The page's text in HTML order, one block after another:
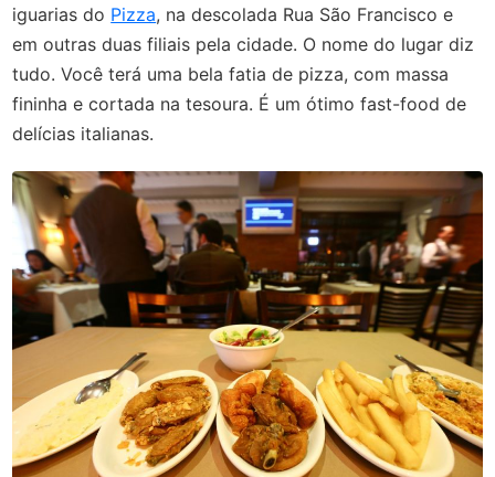
iguarias do Pizza, na descolada Rua São Francisco e
em outras duas filiais pela cidade. O nome do lugar diz
tudo. Você terá uma bela fatia de pizza, com massa
fininha e cortada na tesoura. É um ótimo fast-food de
delícias italianas.